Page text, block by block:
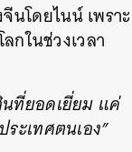
นโดยไนน์ เพราะ
ในช่วงเวลา
นที่ยอดเยี่ยม แค่
ะเทศตนเอง”